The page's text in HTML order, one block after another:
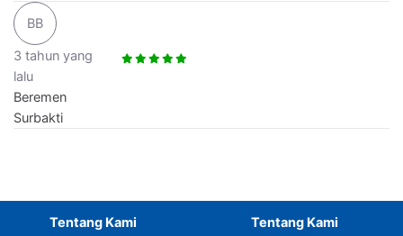
BB
3 tahun yang
lalu
Beremen
Surbakti
Tentang Kami Tentang Kami